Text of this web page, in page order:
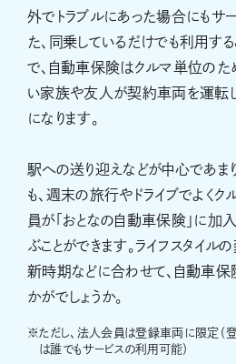
外でトラブルにあった場合にもサ
た、同乗しているだけでも利用す
で、自動車保険はクルマ単位のた
い家族や友人が契約車両を運転
になります。
駅への送り迎えなどが中心であま
も、週末の旅行やドライブでよく
員が「おとなの自動車保険」に加
ぶことができます。ライフスタイ
新時期などに合わせて、自動車保
かがでしょうか。
※ただし、法人会員は登録車両に限定（
は誰でもサービスの利用可能）